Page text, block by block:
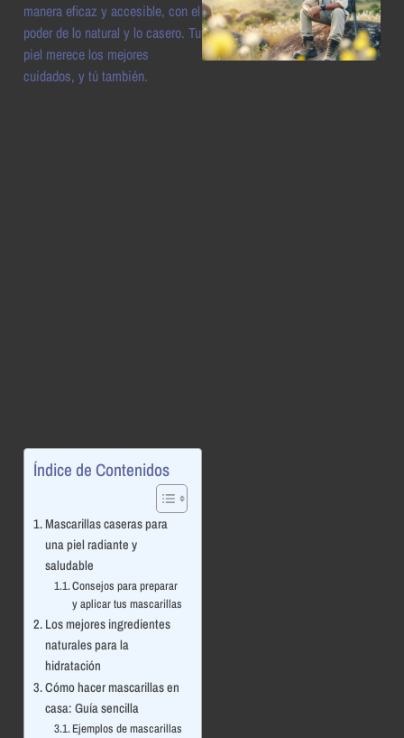
manera eficaz y accesible, con el
poder de lo natural y lo casero. Tu
piel merece los mejores
cuidados, y tú también.
Índice de Contenidos
Mascarillas caseras para
una piel radiante y
saludable
Consejos para preparar
y aplicar tus mascarillas
Los mejores ingredientes
naturales para la
hidratación
Cómo hacer mascarillas en
casa: Guía sencilla
Ejemplos de mascarillas